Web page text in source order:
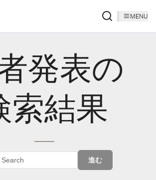
MENU
発表の
索結果
進む